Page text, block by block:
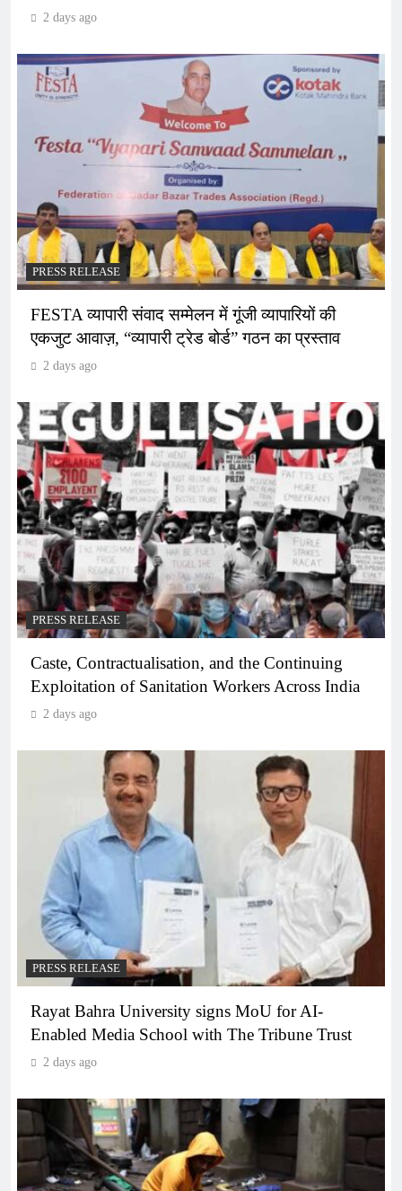
2 days ago
PRESS RELEASE
FESTA व्यापारी संवाद सम्मेलन में गूंजी व्यापारियों की
एकजुट आवाज़, “व्यापारी ट्रेड बोर्ड” गठन का प्रस्ताव
2 days ago
PRESS RELEASE
Caste, Contractualisation, and the Continuing
Exploitation of Sanitation Workers Across India
2 days ago
PRESS RELEASE
Rayat Bahra University signs MoU for AI-
Enabled Media School with The Tribune Trust
2 days ago